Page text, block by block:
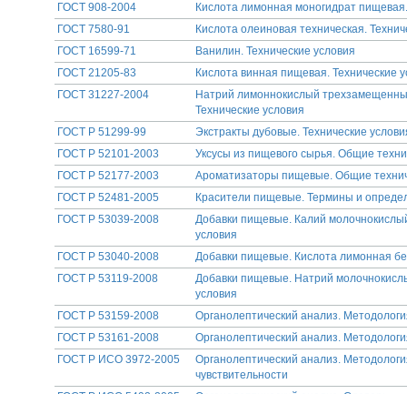
ГОСТ 908-2004
Кислота лимонная моногидрат
ГОСТ 7580-91
Кислота олеиновая техническая.
ГОСТ 16599-71
Ванилин. Технические условия
ГОСТ 21205-83
Кислота винная пищевая. Технические
ГОСТ 31227-2004
Натрий лимоннокислый
Технические условия
ГОСТ Р 51299-99
Экстракты дубовые. Технические
ГОСТ Р 52101-2003
Уксусы из пищевого сырья. Общие
ГОСТ Р 52177-2003
Ароматизаторы пищевые. Общие
ГОСТ Р 52481-2005
Красители пищевые. Термины и
ГОСТ Р 53039-2008
Добавки пищевые. Калий
условия
ГОСТ Р 53040-2008
Добавки пищевые. Кислота лимонная
ГОСТ Р 53119-2008
Добавки пищевые. Натрий
условия
ГОСТ Р 53159-2008
Органолептический анализ.
ГОСТ Р 53161-2008
Органолептический анализ.
ГОСТ Р ИСО 3972-2005
Органолептический анализ.
чувствительности